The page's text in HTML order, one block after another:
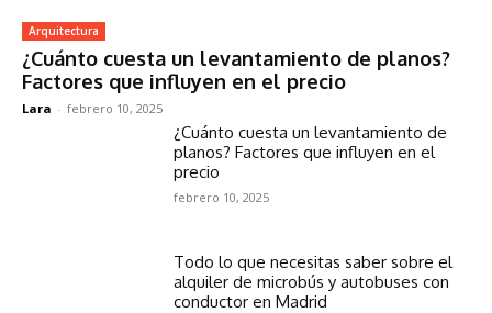
Arquitectura
¿Cuánto cuesta un levantamiento de planos?
Factores que influyen en el precio
Lara - febrero 10, 2025
¿Cuánto cuesta un levantamiento de
planos? Factores que influyen en el
precio
febrero 10, 2025
Todo lo que necesitas saber sobre el
alquiler de microbús y autobuses con
conductor en Madrid